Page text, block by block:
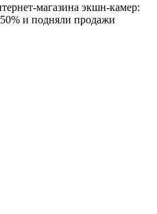
магазина экшн-камер:
и подняли продажи